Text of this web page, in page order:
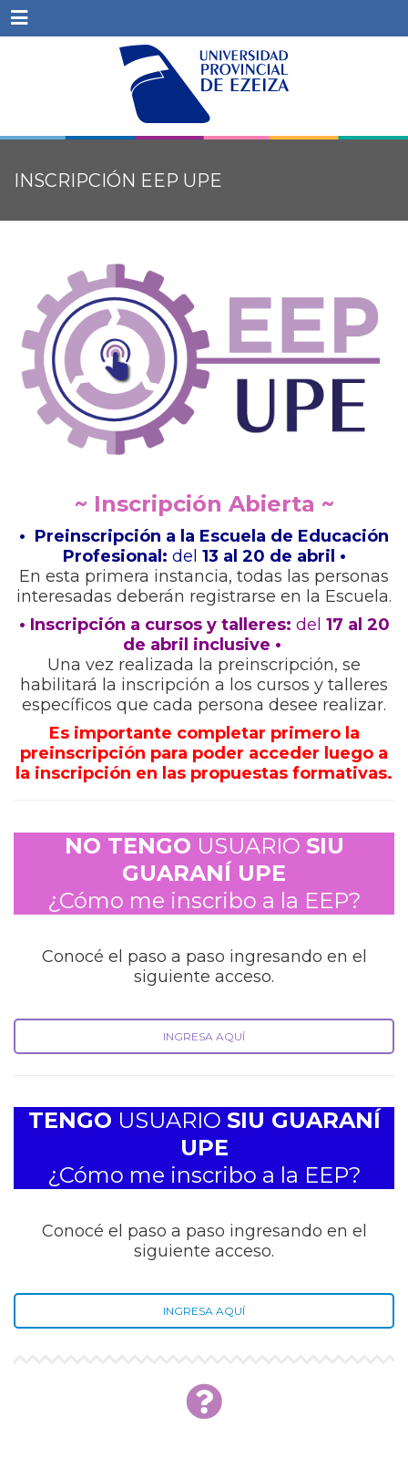
Menu
INSCRIPCIÓN EEP UPE
~ Inscripción Abierta ~
• Preinscripción a la Escuela de Educación
Profesional: del 13 al 20 de abril •
En esta primera instancia, todas las personas
interesadas deberán registrarse en la Escuela.
• Inscripción a cursos y talleres: del 17 al 20
de abril inclusive •
Una vez realizada la preinscripción, se
habilitará la inscripción a los cursos y talleres
específicos que cada persona desee realizar.
Es importante completar primero la
preinscripción para poder acceder luego a
la inscripción en las propuestas formativas.
NO TENGO USUARIO SIU
GUARANÍ UPE
¿Cómo me inscribo a la EEP?
Conocé el paso a paso ingresando en el
siguiente acceso.
INGRESA AQUÍ
TENGO USUARIO SIU GUARANÍ
UPE
¿Cómo me inscribo a la EEP?
Conocé el paso a paso ingresando en el
siguiente acceso.
INGRESA AQUÍ